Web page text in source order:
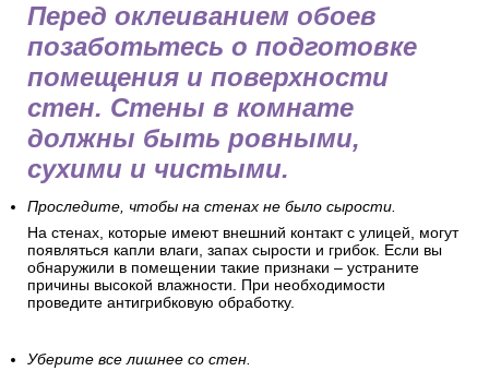
Перед оклеиванием обоев
позаботьтесь о подготовке
помещения и поверхности
стен. Стены в комнате
должны быть ровными,
сухими и чистыми.
Проследите, чтобы на стенах не было сырости.
На стенах, которые имеют внешний контакт с улицей, могут
появляться капли влаги, запах сырости и грибок. Если вы
обнаружили в помещении такие признаки – устраните
причины высокой влажности. При необходимости
проведите антигрибковую обработку.
Уберите все лишнее со стен.